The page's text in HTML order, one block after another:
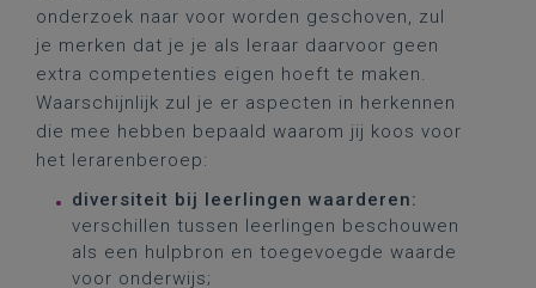
onderzoek naar voor worden geschoven, zul
je merken dat je je als leraar daarvoor geen
extra competenties eigen hoeft te maken.
Waarschijnlijk zul je er aspecten in herkennen
die mee hebben bepaald waarom jij koos voor
het lerarenberoep:
diversiteit bij leerlingen waarderen:
verschillen tussen leerlingen beschouwen
als een hulpbron en toegevoegde waarde
voor onderwijs;